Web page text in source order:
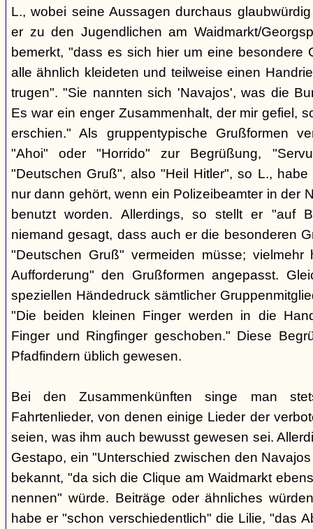
L., wobei seine Aussagen durchaus
er zu den Jugendlichen am Waidmarkt/
bemerkt, "dass es sich hier um eine besondere
alle ähnlich kleideten und teilweise einen
trugen". "Sie nannten sich 'Navajos', was die
Es war ein enger Zusammenhalt, der mir gefiel,
erschien." Als gruppentypische Grußformen
"Ahoi" oder "Horrido" zur Begrüßung,
"Deutschen Gruß", also "Heil Hitler", so L.,
nur dann gehört, wenn ein Polizeibeamter in der
benutzt worden. Allerdings, so stellt er "auf
niemand gesagt, dass auch er die besonderen
"Deutschen Gruß" vermeiden müsse;
Aufforderung" den Grußformen angepasst.
speziellen Händedruck sämtlicher
"Die beiden kleinen Finger werden in die
Finger und Ringfinger geschoben." Diese
Pfadfindern üblich gewesen.
Bei den Zusammenkünften singe man
Fahrtenlieder, von denen einige Lieder der
seien, was ihm auch bewusst gewesen sei.
Gestapo, ein "Unterschied zwischen den
bekannt, "da sich die Clique am Waidmarkt
nennen" würde. Beiträge oder ähnliches
habe er "schon verschiedentlich" die Lilie, "das